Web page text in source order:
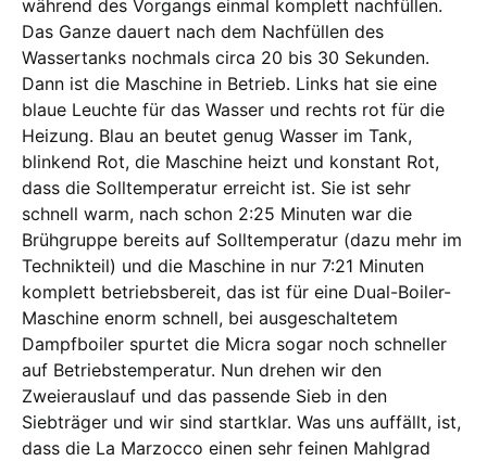
während des Vorgangs einmal komplett nachfüllen.
Das Ganze dauert nach dem Nachfüllen des
Wassertanks nochmals circa 20 bis 30 Sekunden.
Dann ist die Maschine in Betrieb. Links hat sie eine
blaue Leuchte für das Wasser und rechts rot für die
Heizung. Blau an beutet genug Wasser im Tank,
blinkend Rot, die Maschine heizt und konstant Rot,
dass die Solltemperatur erreicht ist. Sie ist sehr
schnell warm, nach schon 2:25 Minuten war die
Brühgruppe bereits auf Solltemperatur (dazu mehr im
Technikteil) und die Maschine in nur 7:21 Minuten
komplett betriebsbereit, das ist für eine Dual-Boiler-
Maschine enorm schnell, bei ausgeschaltetem
Dampfboiler spurtet die Micra sogar noch schneller
auf Betriebstemperatur. Nun drehen wir den
Zweierauslauf und das passende Sieb in den
Siebträger und wir sind startklar. Was uns auffällt, ist,
dass die La Marzocco einen sehr feinen Mahlgrad